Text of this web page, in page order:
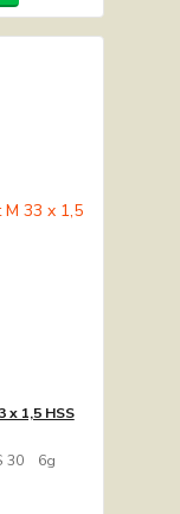
x 1,5 HSS
30 6g